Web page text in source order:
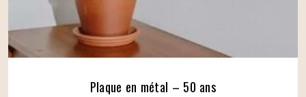
Plaque en métal – 50 ans